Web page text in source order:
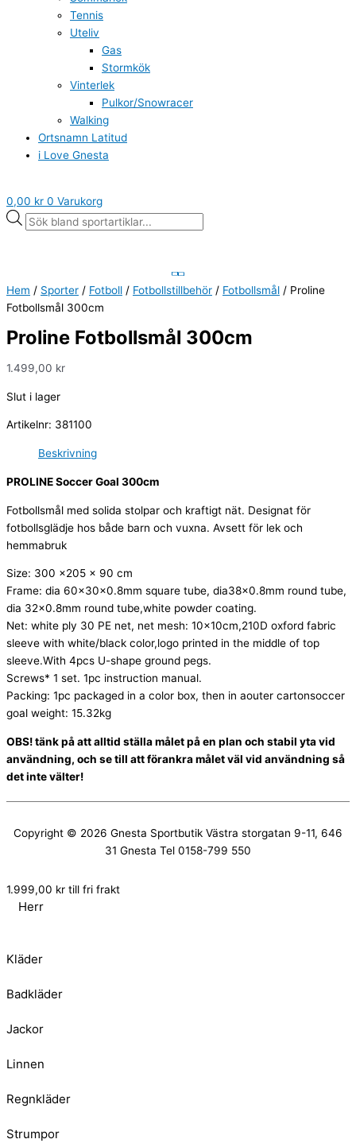
Tennis
Uteliv
Gas
Stormkök
Vinterlek
Pulkor/Snowracer
Walking
Ortsnamn Latitud
i Love Gnesta
0,00 kr 0 Varukorg
Hem / Sporter / Fotboll / Fotbollstillbehör / Fotbollsmål / Proline
Fotbollsmål 300cm
Proline Fotbollsmål 300cm
1.499,00 kr
Slut i lager
Artikelnr: 381100
Beskrivning
PROLINE Soccer Goal 300cm
Fotbollsmål med solida stolpar och kraftigt nät. Designat för
fotbollsglädje hos både barn och vuxna. Avsett för lek och
hemmabruk
Size: 300 x205 x 90 cm
Frame: dia 60x30x0.8mm square tube, dia38x0.8mm round tube,
dia 32×0.8mm round tube,white powder coating.
Net: white ply 30 PE net, net mesh: 10x10cm,210D oxford fabric
sleeve with white/black color,logo printed in the middle of top
sleeve.With 4pcs U-shape ground pegs.
Screws* 1 set. 1pc instruction manual.
Packing: 1pc packaged in a color box, then in aouter cartonsoccer
goal weight: 15.32kg
OBS! tänk på att alltid ställa målet på en plan och stabil yta vid
användning, och se till att förankra målet väl vid användning så
det inte välter!
Copyright © 2026 Gnesta Sportbutik Västra storgatan 9-11, 646
31 Gnesta Tel 0158-799 550
1.999,00 kr till fri frakt
Herr
Kläder
Badkläder
Jackor
Linnen
Regnkläder
Strumpor